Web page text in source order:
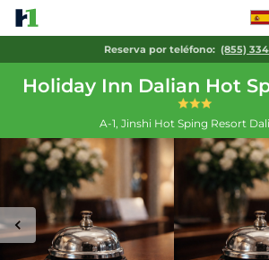
Reserva por teléfono: (855)
Holiday Inn Dalian Hot
A-1, Jinshi Hot Sping Resort